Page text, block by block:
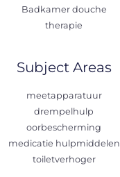
Badkamer douche
therapie
Subject Areas
meetapparatuur
drempelhulp
oorbescherming
medicatie hulpmiddelen
toiletverhoger